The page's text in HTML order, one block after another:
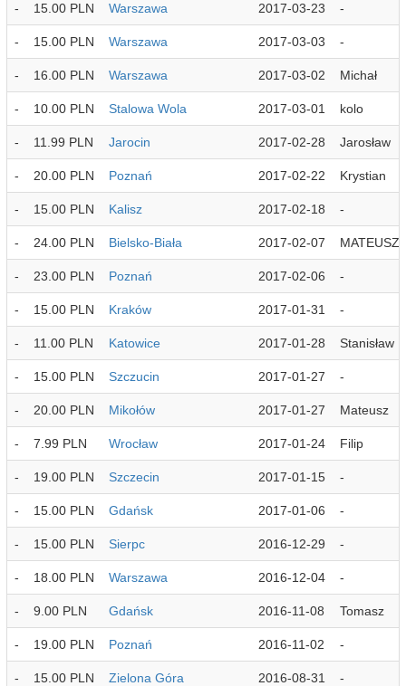
- 15.00 PLN Warszawa 2017-03-23 -
- 15.00 PLN Warszawa 2017-03-03 -
- 16.00 PLN Warszawa 2017-03-02 Michał
- 10.00 PLN Stalowa Wola 2017-03-01 kolo
- 11.99 PLN Jarocin 2017-02-28 Jarosław
- 20.00 PLN Poznań 2017-02-22 Krystian
- 15.00 PLN Kalisz 2017-02-18 -
- 24.00 PLN Bielsko-Biała 2017-02-07 MATEUSZ
- 23.00 PLN Poznań 2017-02-06 -
- 15.00 PLN Kraków 2017-01-31 -
- 11.00 PLN Katowice 2017-01-28 Stanisław
- 15.00 PLN Szczucin 2017-01-27 -
- 20.00 PLN Mikołów 2017-01-27 Mateusz
- 7.99 PLN Wrocław 2017-01-24 Filip
- 19.00 PLN Szczecin 2017-01-15 -
- 15.00 PLN Gdańsk 2017-01-06 -
- 15.00 PLN Sierpc 2016-12-29 -
- 18.00 PLN Warszawa 2016-12-04 -
- 9.00 PLN Gdańsk 2016-11-08 Tomasz
- 19.00 PLN Poznań 2016-11-02 -
- 15.00 PLN Zielona Góra 2016-08-31 -